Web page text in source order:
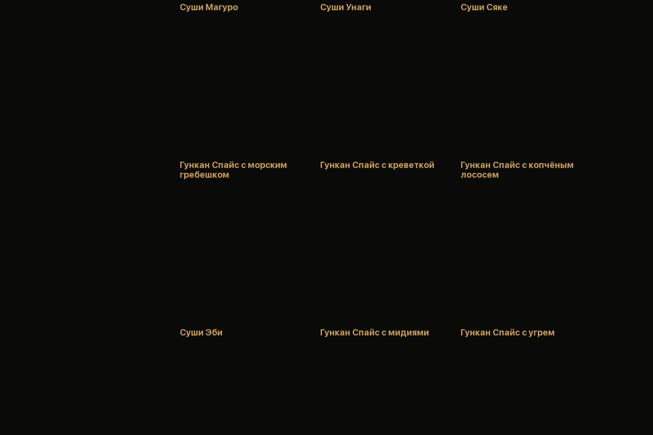
Суши Магуро Суши Унаги Суши Сяке
Гункан Спайс с морским
гребешком
Гункан Спайс с креветкой
Гункан Спайс с копчёным
лососем
Суши Эби Гункан Спайс с мидиями Гункан Спайс с угрем